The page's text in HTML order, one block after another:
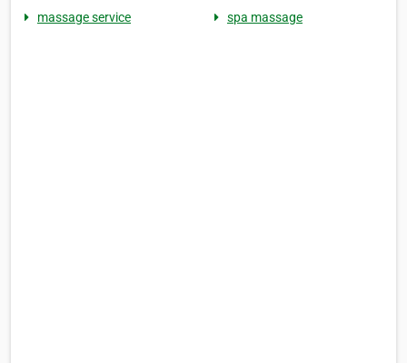
massage service
spa massage